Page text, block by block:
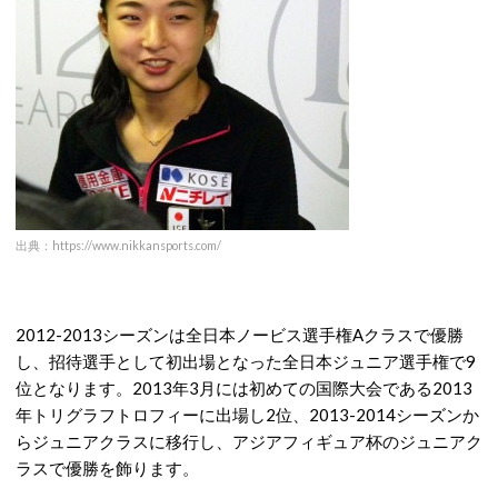
出典：https://www.nikkansports.com/
2012-2013シーズンは全日本ノービス選手権Aクラスで優勝
し、招待選手として初出場となった全日本ジュニア選手権で9
位となります。2013年3月には初めての国際大会である2013
年トリグラフトロフィーに出場し2位、2013-2014シーズンか
らジュニアクラスに移行し、アジアフィギュア杯のジュニアク
ラスで優勝を飾ります。